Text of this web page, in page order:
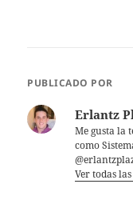
PUBLICADO POR
Erlantz
Me gusta la
como
Ver todas